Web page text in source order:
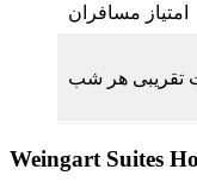
امتیاز مسافران
تقریبی هر شب
Weingart Suites